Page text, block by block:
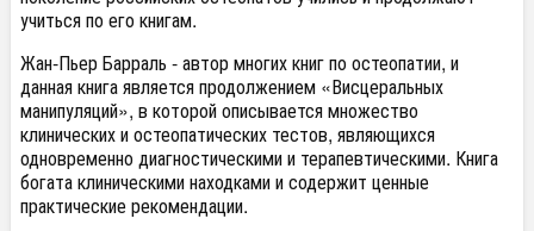
учиться по его книгам.
Жан-Пьер Барраль - автор многих книг по остеопатии, и
данная книга является продолжением «Висцеральных
манипуляций», в которой описывается множество
клинических и остеопатических тестов, являющихся
одновременно диагностическими и терапевтическими. Книга
богата клиническими находками и содержит ценные
практические рекомендации.